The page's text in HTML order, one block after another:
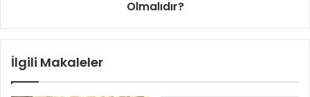
REEF Coin
Olmalıdır?
İlgili Makaleler